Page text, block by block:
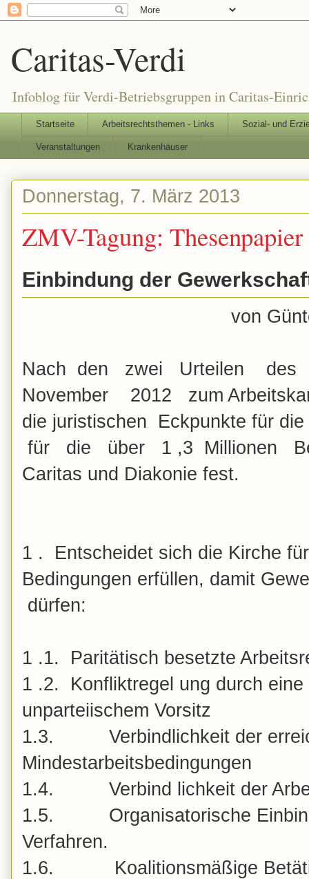
Caritas-Verdi
Infoblog für Verdi-Betriebsgruppen in Caritas-
Startseite Arbeitsrechtsthemen - Links Sozial- und
Veranstaltungen Krankenhäuser
Donnerstag, 7. März 2013
ZMV-Tagung:
Einbindung der
von
Nach den zwei Urteilen des
November 2012 zum
die juristischen Eckpunkte für
für die über 1 ,3 Millionen
Caritas und Diakonie fest.
1 . Entscheidet sich die Kirche
Bedingungen erfüllen, damit
dürfen:
1 .1.
Paritätisch besetzte
1 .2.
Konfliktregel ung durch
unparteiischem Vorsitz
1.3.
Verbindlichkeit der
Mindestarbeitsbedingungen
1.4.
Verbind lichkeit der
1.5.
Organisatorische
Verfahren.
1.6.
Koalitionsmäßige